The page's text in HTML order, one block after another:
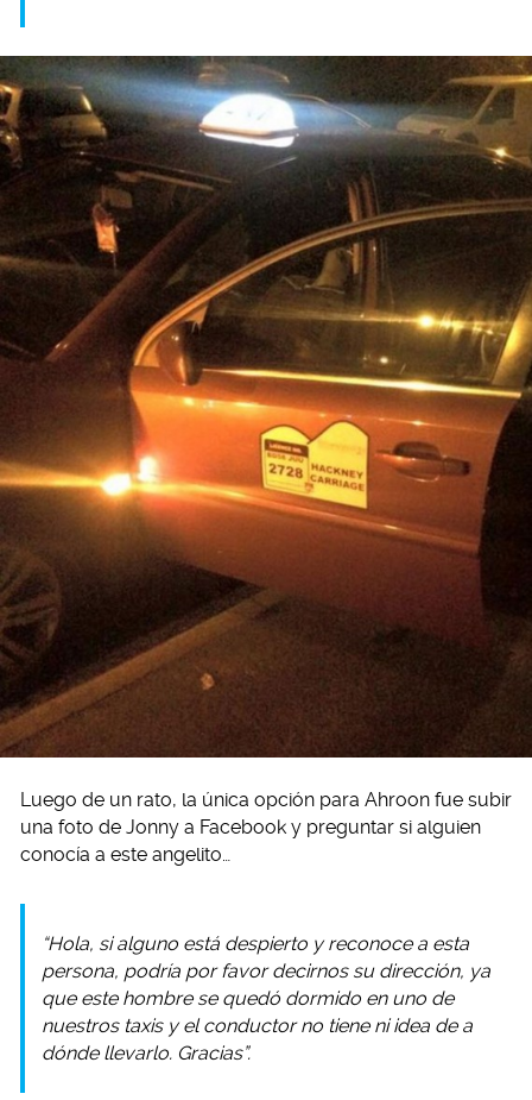
Luego de un rato, la única opción para Ahroon fue subir
una foto de Jonny a Facebook y preguntar si alguien
conocía a este angelito…
“Hola, si alguno está despierto y reconoce a esta
persona, podría por favor decirnos su dirección, ya
que este hombre se quedó dormido en uno de
nuestros taxis y el conductor no tiene ni idea de a
dónde llevarlo. Gracias”.